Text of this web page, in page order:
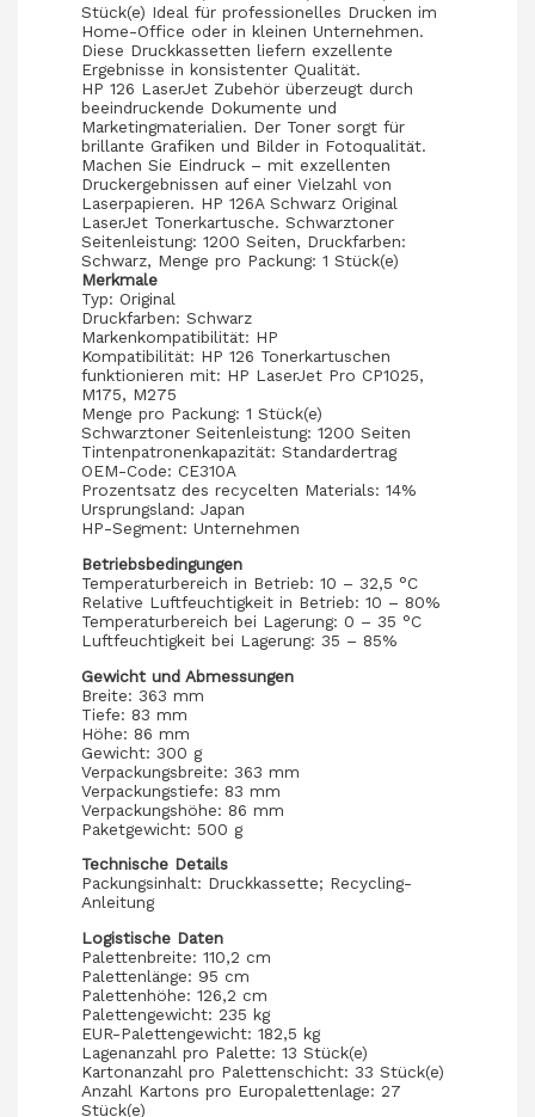
Stück(e) Ideal für professionelles Drucken im
Home-Office oder in kleinen Unternehmen.
Diese Druckkassetten liefern exzellente
Ergebnisse in konsistenter Qualität.
HP 126 LaserJet Zubehör überzeugt durch
beeindruckende Dokumente und
Marketingmaterialien. Der Toner sorgt für
brillante Grafiken und Bilder in Fotoqualität.
Machen Sie Eindruck – mit exzellenten
Druckergebnissen auf einer Vielzahl von
Laserpapieren. HP 126A Schwarz Original
LaserJet Tonerkartusche. Schwarztoner
Seitenleistung: 1200 Seiten, Druckfarben:
Schwarz, Menge pro Packung: 1 Stück(e)
Merkmale
Typ: Original
Druckfarben: Schwarz
Markenkompatibilität: HP
Kompatibilität: HP 126 Tonerkartuschen
funktionieren mit: HP LaserJet Pro CP1025,
M175, M275
Menge pro Packung: 1 Stück(e)
Schwarztoner Seitenleistung: 1200 Seiten
Tintenpatronenkapazität: Standardertrag
OEM-Code: CE310A
Prozentsatz des recycelten Materials: 14%
Ursprungsland: Japan
HP-Segment: Unternehmen
Betriebsbedingungen
Temperaturbereich in Betrieb: 10 – 32,5 °C
Relative Luftfeuchtigkeit in Betrieb: 10 – 80%
Temperaturbereich bei Lagerung: 0 – 35 °C
Luftfeuchtigkeit bei Lagerung: 35 – 85%
Gewicht und Abmessungen
Breite: 363 mm
Tiefe: 83 mm
Höhe: 86 mm
Gewicht: 300 g
Verpackungsbreite: 363 mm
Verpackungstiefe: 83 mm
Verpackungshöhe: 86 mm
Paketgewicht: 500 g
Technische Details
Packungsinhalt: Druckkassette; Recycling-
Anleitung
Logistische Daten
Palettenbreite: 110,2 cm
Palettenlänge: 95 cm
Palettenhöhe: 126,2 cm
Palettengewicht: 235 kg
EUR-Palettengewicht: 182,5 kg
Lagenanzahl pro Palette: 13 Stück(e)
Kartonanzahl pro Palettenschicht: 33 Stück(e)
Anzahl Kartons pro Europalettenlage: 27
Stück(e)